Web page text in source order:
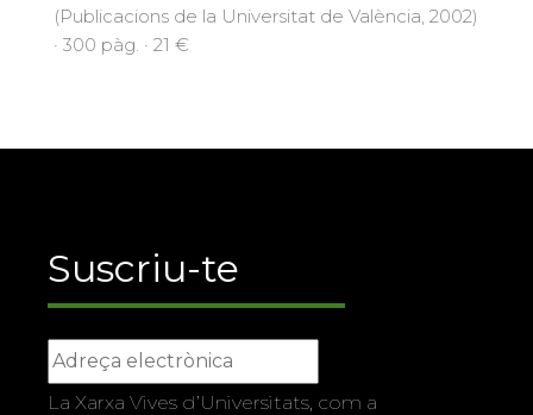
(Publicacions de la Universitat de València, 2002)
· 300 pàg. · 21 €
Suscriu-te
La Xarxa Vives d’Universitats, com a